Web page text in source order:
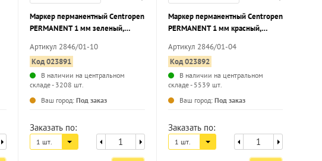
Маркер перманентный Centropen
PERMANENT 1 мм зеленый,
Артикул 2846/01-10
Код 023891
В наличии на центральном
складе - 3208 шт.
Ваш город: Под заказ
Заказать по:
1 шт.
Маркер перманентный Centropen
PERMANENT 1 мм красный,
Артикул 2846/01-04
Код 023892
В наличии на центральном
складе - 5539 шт.
Ваш город: Под заказ
Заказать по:
1 шт.